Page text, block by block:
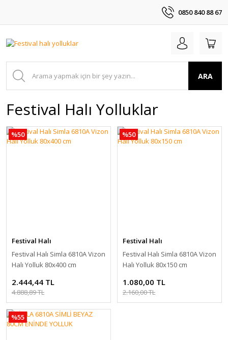
0850 840 88 67
ARA
Festival Halı Yolluklar
%50
Festival Halı
Festival Halı Simla 6810A Vizon
Halı Yolluk 80x400 cm
2.444,44 TL
4.888,89 TL
%50
Festival Halı
Festival Halı Simla 6810A Vizon
Halı Yolluk 80x150 cm
1.080,00 TL
2.160,00 TL
%55